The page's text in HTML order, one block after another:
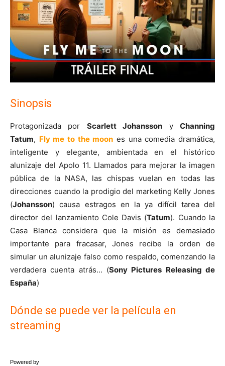
Sinopsis
Protagonizada por Scarlett Johansson yChanning
Tatum, Fly me to the moon es una comedia dramática,
inteligente y elegante, ambientada en el histórico
alunizaje del Apolo 11. Llamados para mejorar la imagen
pública de la NASA, las chispas vuelan en todas las
direcciones cuando la prodigio del marketing Kelly Jones
(Johansson) causa estragos en la ya difícil tarea del
director del lanzamiento Cole Davis (Tatum). Cuando la
Casa Blanca considera que la misión es demasiado
importante para fracasar, Jones recibe la orden de
simular un alunizaje falso como respaldo, comenzando la
verdadera cuenta atrás... (Sony Pictures Releasing de
España)
Dónde se puede ver la película en
streaming
Powered by